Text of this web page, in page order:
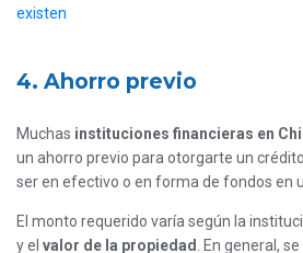
existen
4. Ahorro previo
Muchas instituciones financieras en
un ahorro previo para otorgarte un
ser en efectivo o en forma de fondos en
El monto requerido varía según la
y el valor de la propiedad . En general,